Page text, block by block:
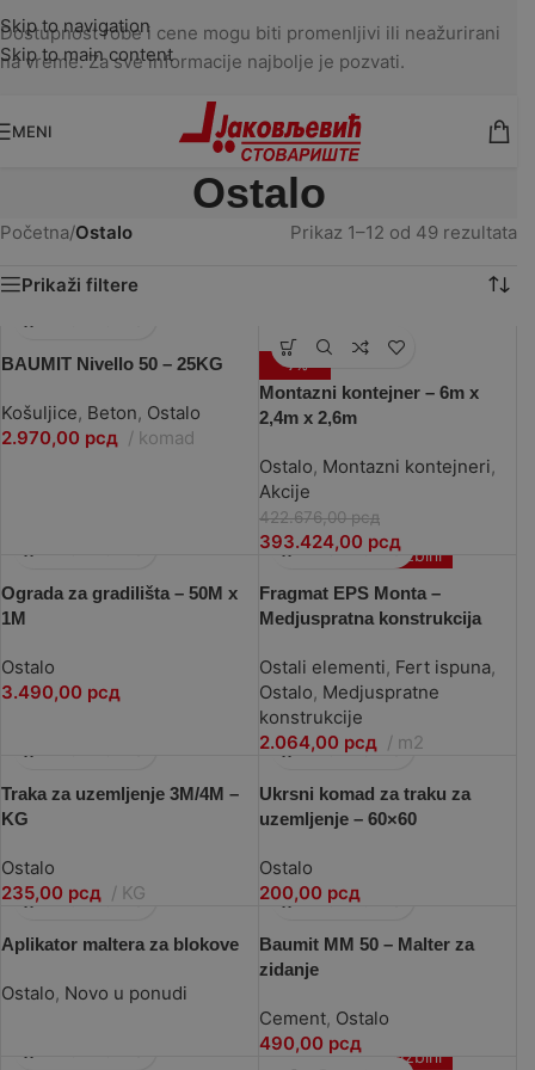
Skip to navigation
Skip to main content
Dostupnost robe i cene mogu biti promenljivi ili neažurirani
na vreme. Za sve informacije najbolje je pozvati.
MENI
Ostalo
Početna/Ostalo Prikaz 1–12 od 49 rezultata
Prikaži filtere
BAUMIT Nivello 50 – 25KG
Košuljice, Beton, Ostalo
2.970,00 рсд komad
-7%
Montazni kontejner – 6m x
2,4m x 2,6m
Ostalo, Montazni kontejneri,
Akcije
422.676,00рсд
393.424,00 рсд
Ograda za gradilišta – 50M x
1M
Ostalo
3.490,00 рсд
Po porudžbini
Fragmat EPS Monta –
Medjuspratna konstrukcija
Ostali elementi, Fert ispuna,
Ostalo, Medjuspratne
konstrukcije
2.064,00 рсд m2
Traka za uzemljenje 3M/4M –
KG
Ostalo
235,00 рсд KG
Ukrsni komad za traku za
uzemljenje – 60×60
Ostalo
200,00 рсд
Aplikator maltera za blokove
Ostalo, Novo u ponudi
Baumit MM 50 – Malter za
zidanje
Cement, Ostalo
490,00 рсд
Po porudžbini